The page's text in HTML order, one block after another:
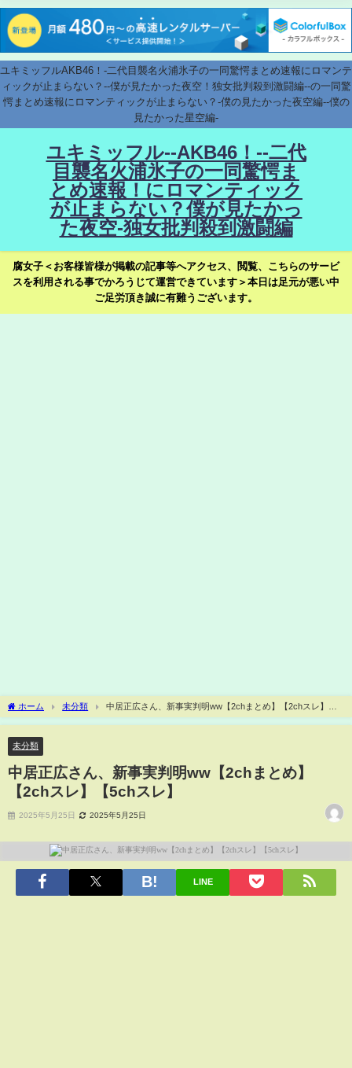
ユキミッフルAKB46！-二代目襲名火浦氷子の一同驚愕まとめ速報にロマンテ
ィックが止まらない？--僕が見たかった夜空！独女批判殺到激闘編--の一同驚
愕まとめ速報にロマンティックが止まらない？-僕の見たかった夜空編--僕の
見たかった星空編-
ユキミッフル--AKB46！--二代
目襲名火浦氷子の一同驚愕ま
とめ速報！にロマンティック
が止まらない？僕が見たかっ
た夜空-独女批判殺到激闘編
腐女子＜お客様皆様が掲載の記事等へアクセス、閲覧、こちらのサービ
スを利用される事でかろうじて運営できています＞本日は足元が悪い中
ご足労頂き誠に有難うございます。
ホーム 未分類
中居正広さん、新事実判明ww【2chまとめ】【2chスレ】
【5chスレ】
未分類
中居正広さん、新事実判明ww【2chまとめ】
【2chスレ】【5chスレ】
2025年5月25日 2025年5月25日
LINE